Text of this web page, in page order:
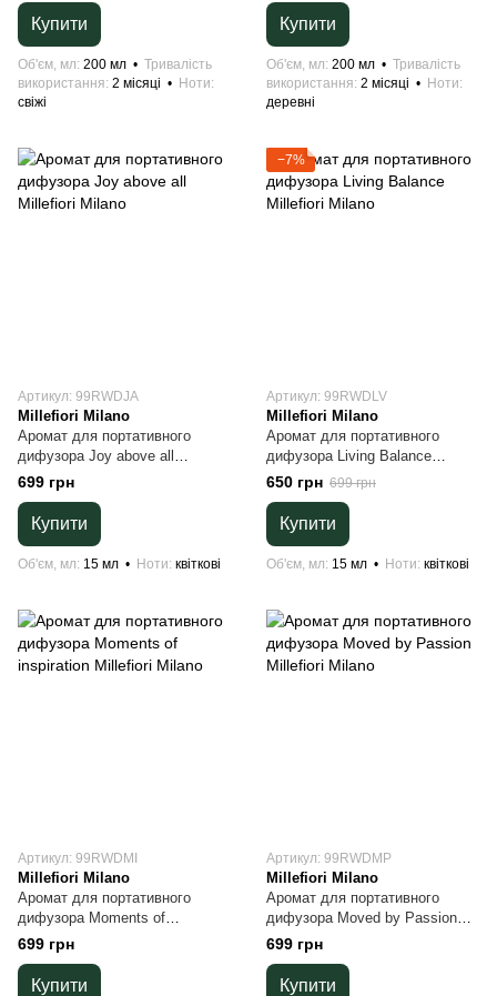
Купити
Об'єм, мл 200 мл
Тривалість
використання 2 місяці
Ноти
свіжі
Купити
Об'єм, мл 200 мл
Тривалість
використання 2 місяці
Ноти
деревні
Артикул: 99RWDJA
Millefiori Milano
Аромат для портативного
дифузора Joy above all
Millefiori Milano
699 грн
Купити
Об'єм, мл 15 мл Ноти квіткові
−7%
Артикул: 99RWDLV
Millefiori Milano
Аромат для портативного
дифузора Living Balance
Millefiori Milano
650 грн 699 грн
Купити
Об'єм, мл 15 мл Ноти квіткові
Артикул: 99RWDMI
Millefiori Milano
Аромат для портативного
дифузора Moments of
inspiration Millefiori Milano
699 грн
Купити
Артикул: 99RWDMP
Millefiori Milano
Аромат для портативного
дифузора Moved by Passion
Millefiori Milano
699 грн
Купити